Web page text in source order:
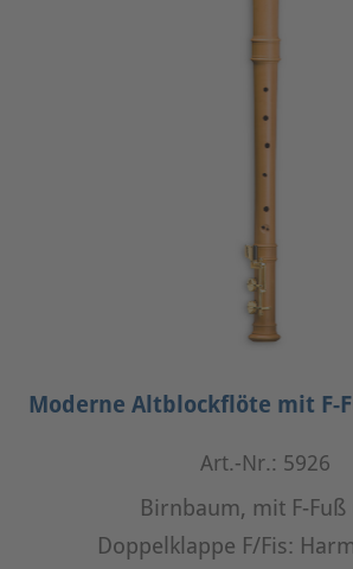
Moderne Altblockflöte mit F-
Art.-Nr.: 5926
Birnbaum, mit F-Fuß
Doppelklappe F/Fis: